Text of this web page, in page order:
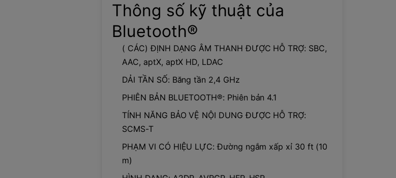
Thông số kỹ thuật của
Bluetooth®
( CÁC) ĐỊNH DẠNG ÂM THANH ĐƯỢC HỖ TRỢ: SBC,
AAC, aptX, aptX HD, LDAC
DẢI TẦN SỐ: Băng tần 2,4 GHz
PHIÊN BẢN BLUETOOTH®: Phiên bản 4.1
TÍNH NĂNG BẢO VỆ NỘI DUNG ĐƯỢC HỖ TRỢ:
SCMS-T
PHẠM VI CÓ HIỆU LỰC: Đường ngắm xấp xỉ 30 ft (10
m)